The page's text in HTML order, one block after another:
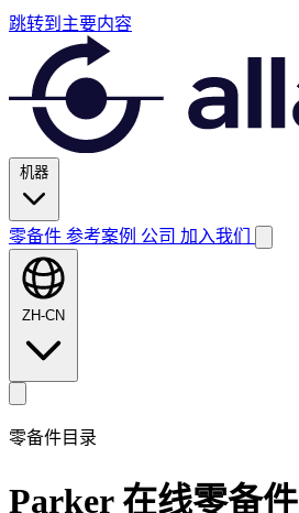
跳转到主要内容
机器
零备件 参考案例 公司 加入我们
ZH-CN
零备件目录
Parker 在线零备件